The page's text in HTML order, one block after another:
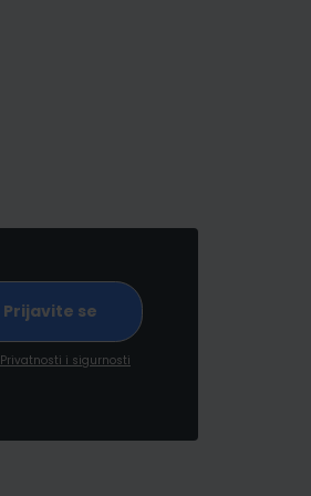
Privatnosti i sigurnosti